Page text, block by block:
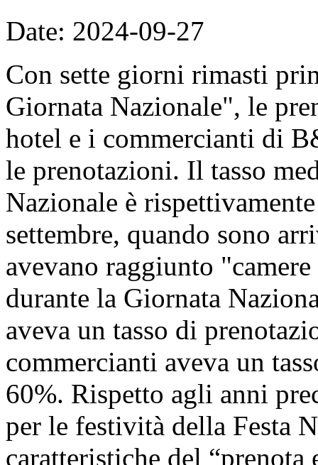
Date: 2024-09-27
Con sette giorni rimasti
Giornata Nazionale", le
hotel e i commercianti di
le prenotazioni. Il tasso
Nazionale è
settembre, quando sono
avevano raggiunto
durante la Giornata
aveva un tasso di
commercianti aveva un
60%. Rispetto agli anni
per le festività della Festa
caratteristiche del